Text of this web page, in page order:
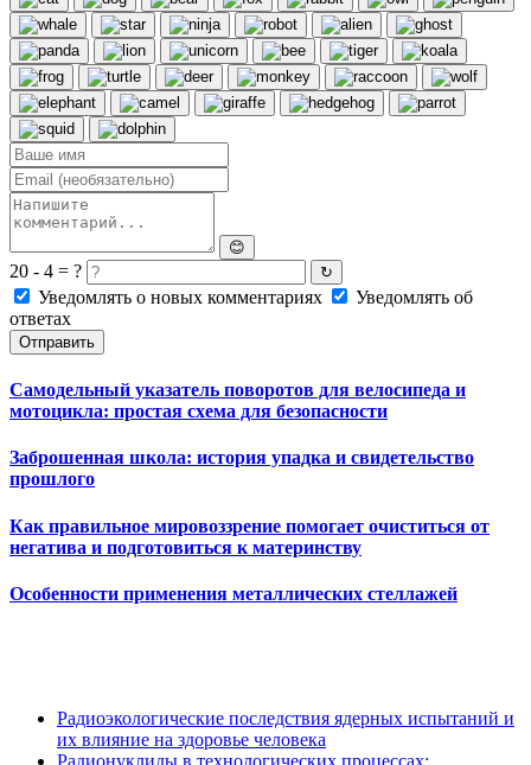
😊
20 - 4 = ? ↻
Уведомлять о новых комментариях
Уведомлять об
ответах
Отправить
Самодельный указатель поворотов для велосипеда и
мотоцикла: простая схема для безопасности
Заброшенная школа: история упадка и свидетельство
прошлого
Как правильное мировоззрение помогает очиститься от
негатива и подготовиться к материнству
Особенности применения металлических стеллажей
Радиоэкологические последствия ядерных испытаний и
их влияние на здоровье человека